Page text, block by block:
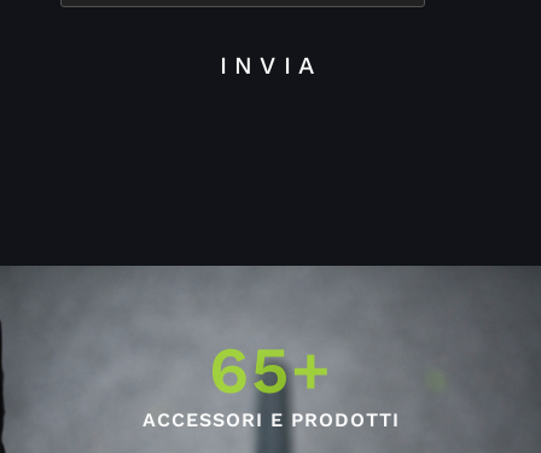
INVIA
ACCESSORI E PRODOTTI
65+